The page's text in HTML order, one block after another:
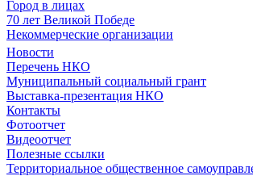
Город в лицах
70 лет Великой Победе
Некоммерческие организации
Новости
Перечень НКО
Муниципальный социальный грант
Выставка-презентация НКО
Контакты
Фотоотчет
Видеоотчет
Полезные ссылки
Территориальное общественное